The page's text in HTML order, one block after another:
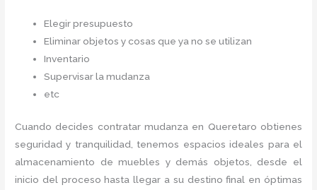
Elegir presupuesto
Eliminar objetos y cosas que ya no se utilizan
Inventario
Supervisar la mudanza
etc
Cuando decides contratar mudanza en Queretaro obtienes
seguridad y tranquilidad, tenemos espacios ideales para el
almacenamiento de muebles y demás objetos, desde el
inicio del proceso hasta llegar a su destino final en óptimas